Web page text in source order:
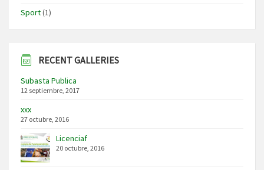
Sport(1)
RECENT GALLERIES
Subasta Publica
12 septiembre, 2017
xxx
27 octubre, 2016
Licenciaf
20 octubre, 2016